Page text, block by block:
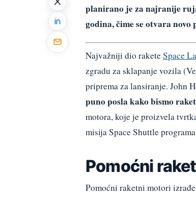
planirano je za najranije
godina, čime se otvara
Najvažniji dio raketeSpace
zgradu za sklapanje vozila
priprema za lansiranje. John
puno posla kako bismo
motora, koje je proizvela
misija Space Shuttle
Pomoćni
Pomoćni raketni motori